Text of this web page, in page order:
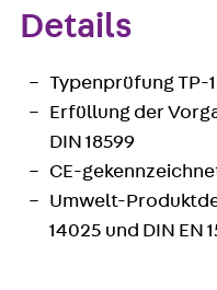
Details
Typenprüfung TP-
Erfüllung der
DIN 18599
CE-
Umwelt-
14025 und DIN EN